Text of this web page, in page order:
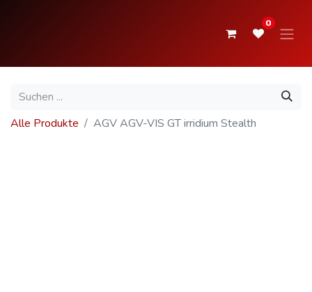
0
Alle Produkte AGV AGV-VIS GT irridium Stealth